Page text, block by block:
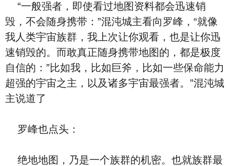
“一般强者，即使看过地图资料都会迅速销
毁，不会随身携带：”混沌城主看向罗峰，“就像
我人类宇宙族群，我上次让你观看，也是让你迅
速销毁的。而敢真正随身携带地图的，都是极度
自信的：”比如我，比如巨斧，比如一些保命能力
超强的宇宙之主，以及诸多宇宙最强者。”混沌城
主说道了
罗峰也点头：
绝地地图，乃是一个族群的机密。也就族群最